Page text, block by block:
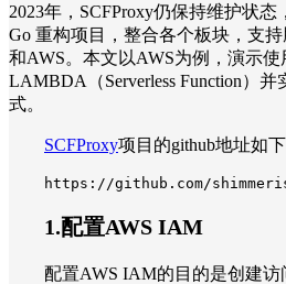
2023年，SCFProxy仍保持维护状态
Go 重构项目，整合各个板块，支
和AWS。本文以AWS为例，演示使
LAMBDA（Serverless Function）
式。
SCFProxy项目的github地址如下
https://github.com/
1.配置AWS IAM
配置AWS IAM的目的是创建